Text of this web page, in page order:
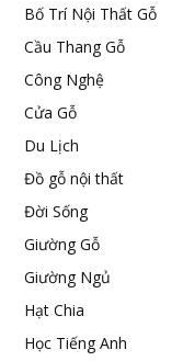
Bố Trí Nội Thất Gỗ
Cầu Thang Gỗ
Công Nghệ
Cửa Gỗ
Du Lịch
Đồ gỗ nội thất
Đời Sống
Giường Gỗ
Giường Ngủ
Hạt Chia
Học Tiếng Anh